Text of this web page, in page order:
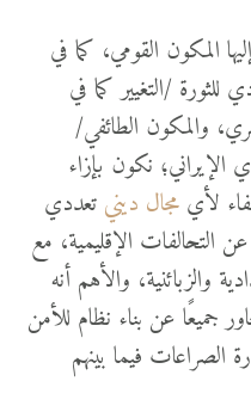
المكون القومي، كما في
للثورة /التغيير كما في
والمكون الطائفي/
الإيراني؛ نكون بإزاء
لأيمجال ديني تعددي
التحالفات الإقليمية، مع
والزبائنية، والأهم أنه
جميعًا عن بناء نظام للأمن
الصراعات فيما بينهم